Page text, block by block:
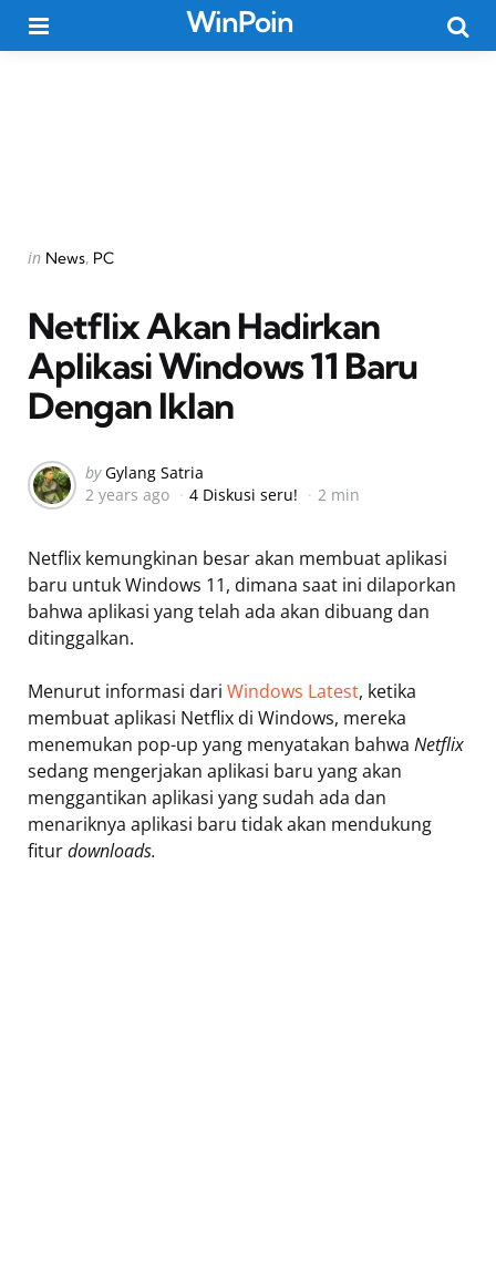
WinPoin
Categories
Posted
in News PC
Netflix Akan Hadirkan
Aplikasi Windows 11 Baru
Dengan Iklan
Posted
by
by Gylang Satria
2 years ago
4 Diskusi seru! 2 min
Netflix kemungkinan besar akan membuat aplikasi
baru untuk Windows 11, dimana saat ini dilaporkan
bahwa aplikasi yang telah ada akan dibuang dan
ditinggalkan.
Menurut informasi dari Windows Latest, ketika
membuat aplikasi Netflix di Windows, mereka
menemukan pop-up yang menyatakan bahwa Netflix
sedang mengerjakan aplikasi baru yang akan
menggantikan aplikasi yang sudah ada dan
menariknya aplikasi baru tidak akan mendukung
fiturdownloads.